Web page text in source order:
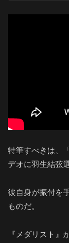
特筆すべきは、
デオに羽生結弦
彼自身が振付を
ものだ。
『メダリスト』